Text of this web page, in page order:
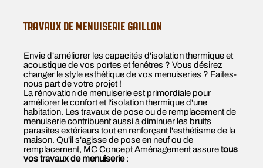
TRAVAUX DE MENUISERIE GAILLON
Envie d'améliorer les capacités d'isolation thermique et
acoustique de vos portes et fenêtres ? Vous désirez
changer le style esthétique de vos menuiseries ? Faites-
nous part de votre projet !
La rénovation de menuiserie est primordiale pour
améliorer le confort et l'isolation thermique d'une
habitation. Les travaux de pose ou de remplacement de
menuiserie contribuent aussi à diminuer les bruits
parasites extérieurs tout en renforçant l'esthétisme de la
maison. Qu'il s'agisse de pose en neuf ou de
remplacement, MC Concept Aménagement assuretous
vos travaux de menuiserie: